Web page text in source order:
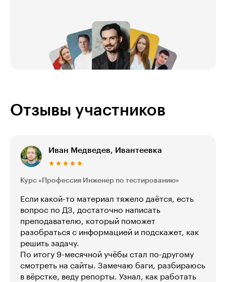
Отзывы участников
Иван Медведев, Ивантеевка
Курс «Профессия Инженер по тестированию»
Если какой-то материал тяжело даётся, есть
вопрос по ДЗ, достаточно написать
преподавателю, который поможет
разобраться с информацией и подскажет, как
решить задачу.
По итогу 9-месячной учёбы стал по-другому
смотреть на сайты. Замечаю баги, разбираюсь
в вёрстке, веду репорты. Узнал, как работать